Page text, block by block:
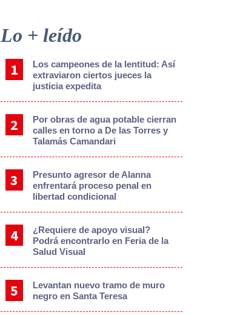
Sidebar
Lo + leído
Los campeones de la lentitud: Así
extraviaron ciertos jueces la
justicia expedita
Por obras de agua potable cierran
calles en torno a De las Torres y
Talamás Camandari
Presunto agresor de Alanna
enfrentará proceso penal en
libertad condicional
¿Requiere de apoyo visual?
Podrá encontrarlo en Feria de la
Salud Visual
Levantan nuevo tramo de muro
negro en Santa Teresa